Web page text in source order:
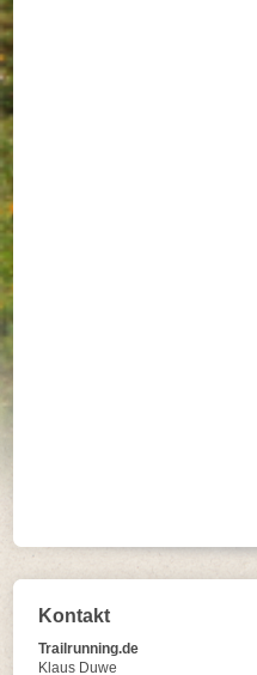
Kontakt
Trailrunning.de
Klaus Duwe